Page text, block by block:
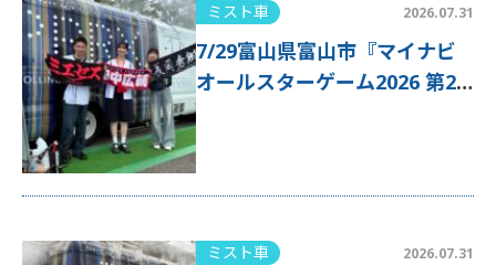
ミスト車 2026.07.31
7/29富山県富山市『マイナビ
オールスターゲーム2026 第2
戦』にミスト車が出動！
ミスト車 2026.07.31